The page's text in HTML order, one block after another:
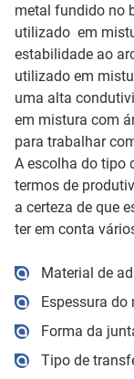
metal fundido no
utilizado em
estabilidade ao
utilizado em
uma alta
em mistura com
para trabalhar
A escolha do tipo
termos de
a certeza de que
ter em conta
Material de
Espessura do
Forma da
Tipo de